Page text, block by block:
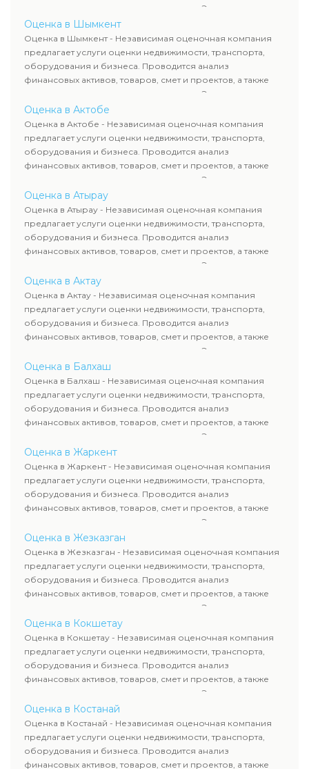
оценка животных и недропользования. Эксперты
определяют рыночную стоимость имущества и
рассчитывают ущерб. Все отчеты соответствуют
требованиям законодательства и используются для
сделок, кредитования и судебных процессов.
Оценка в Шымкент
Оценка в Шымкент - Независимая оценочная компания
предлагает услуги оценки недвижимости, транспорта,
оборудования и бизнеса. Проводится анализ
финансовых активов, товаров, смет и проектов, а также
оценка животных и недропользования. Эксперты
определяют рыночную стоимость имущества и
рассчитывают ущерб. Все отчеты соответствуют
требованиям законодательства и используются для
сделок, кредитования и судебных процессов.
Оценка в Актобе
Оценка в Актобе - Независимая оценочная компания
предлагает услуги оценки недвижимости, транспорта,
оборудования и бизнеса. Проводится анализ
финансовых активов, товаров, смет и проектов, а также
оценка животных и недропользования. Эксперты
определяют рыночную стоимость имущества и
рассчитывают ущерб. Все отчеты соответствуют
требованиям законодательства и используются для
сделок, кредитования и судебных процессов.
Оценка в Атырау
Оценка в Атырау - Независимая оценочная компания
предлагает услуги оценки недвижимости, транспорта,
оборудования и бизнеса. Проводится анализ
финансовых активов, товаров, смет и проектов, а также
оценка животных и недропользования. Эксперты
определяют рыночную стоимость имущества и
рассчитывают ущерб. Все отчеты соответствуют
требованиям законодательства и используются для
сделок, кредитования и судебных процессов.
Оценка в Актау
Оценка в Актау - Независимая оценочная компания
предлагает услуги оценки недвижимости, транспорта,
оборудования и бизнеса. Проводится анализ
финансовых активов, товаров, смет и проектов, а также
оценка животных и недропользования. Эксперты
определяют рыночную стоимость имущества и
рассчитывают ущерб. Все отчеты соответствуют
требованиям законодательства и используются для
сделок, кредитования и судебных процессов.
Оценка в Балхаш
Оценка в Балхаш - Независимая оценочная компания
предлагает услуги оценки недвижимости, транспорта,
оборудования и бизнеса. Проводится анализ
финансовых активов, товаров, смет и проектов, а также
оценка животных и недропользования. Эксперты
определяют рыночную стоимость имущества и
рассчитывают ущерб. Все отчеты соответствуют
требованиям законодательства и используются для
сделок, кредитования и судебных процессов.
Оценка в Жаркент
Оценка в Жаркент - Независимая оценочная компания
предлагает услуги оценки недвижимости, транспорта,
оборудования и бизнеса. Проводится анализ
финансовых активов, товаров, смет и проектов, а также
оценка животных и недропользования. Эксперты
определяют рыночную стоимость имущества и
рассчитывают ущерб. Все отчеты соответствуют
требованиям законодательства и используются для
сделок, кредитования и судебных процессов.
Оценка в Жезказган
Оценка в Жезказган - Независимая оценочная компания
предлагает услуги оценки недвижимости, транспорта,
оборудования и бизнеса. Проводится анализ
финансовых активов, товаров, смет и проектов, а также
оценка животных и недропользования. Эксперты
определяют рыночную стоимость имущества и
рассчитывают ущерб. Все отчеты соответствуют
требованиям законодательства и используются для
сделок, кредитования и судебных процессов.
Оценка в Кокшетау
Оценка в Кокшетау - Независимая оценочная компания
предлагает услуги оценки недвижимости, транспорта,
оборудования и бизнеса. Проводится анализ
финансовых активов, товаров, смет и проектов, а также
оценка животных и недропользования. Эксперты
определяют рыночную стоимость имущества и
рассчитывают ущерб. Все отчеты соответствуют
требованиям законодательства и используются для
сделок, кредитования и судебных процессов.
Оценка в Костанай
Оценка в Костанай - Независимая оценочная компания
предлагает услуги оценки недвижимости, транспорта,
оборудования и бизнеса. Проводится анализ
финансовых активов, товаров, смет и проектов, а также